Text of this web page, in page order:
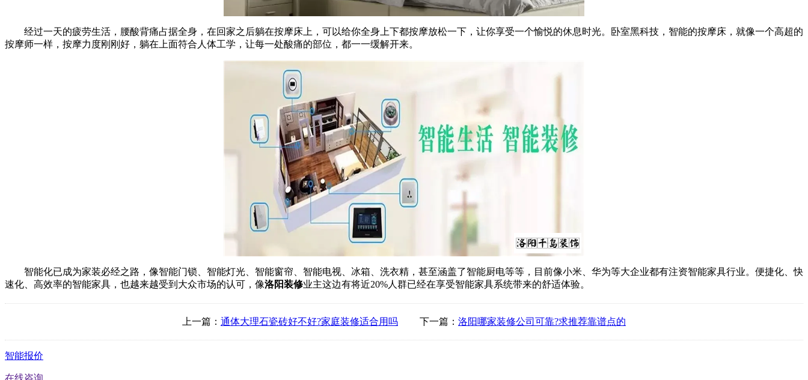
经过一天的疲劳生活，腰酸背痛占据全身，在回家之后躺在按摩床上，可以给你全身上下都按摩放松一下，让你享受一个愉悦的休息时光。卧室黑科技，智能的按摩床，就像一个高超的
按摩师一样，按摩力度刚刚好，躺在上面符合人体工学，让每一处酸痛的部位，都一一缓解开来。
智能化已成为家装必经之路，像智能门锁、智能灯光、智能窗帘、智能电视、冰箱、洗衣精，甚至涵盖了智能厨电等等，目前像小米、华为等大企业都有注资智能家具行业。便捷化、快
速化、高效率的智能家具，也越来越受到大众市场的认可，像洛阳装修业主这边有将近20%人群已经在享受智能家具系统带来的舒适体验。
上一篇： 通体大理石瓷砖好不好?家庭装修适合用吗 下一篇： 洛阳哪家装修公司可靠?求推荐靠谱点的
智能报价
在线咨询